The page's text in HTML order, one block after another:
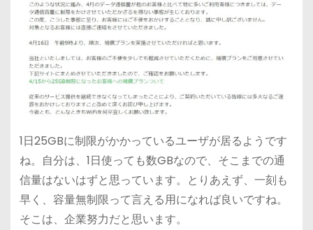
1日25GBに制限がかかっているユーザが居るようです
ね。自分は、1日使っても数GBなので、そこまでの通
信量はないはずと思っています。とりあえず、一刻も
早く、容量無制限って言える用になれば良いですね。
そこは、企業努力だと思います。